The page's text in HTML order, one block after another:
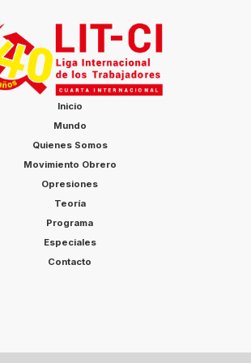
Inicio
Mundo
Quienes Somos
Movimiento Obrero
Opresiones
Teoría
Programa
Especiales
Contacto